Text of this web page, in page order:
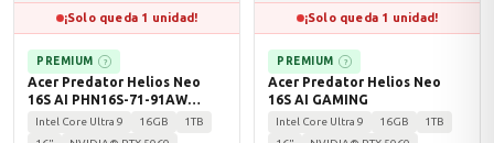
ACER
¡Solo queda 1 unidad!
PREMIUM ?
Acer Predator Helios Neo
16S AI PHN16S-71-91AW
GAMING
Intel Core Ultra 9 16GB
1TB
¡Solo queda 1 unidad!
PREMIUM ?
Acer Predator Helios Neo
16S AI GAMING
Intel Core Ultra 9 16GB
1TB